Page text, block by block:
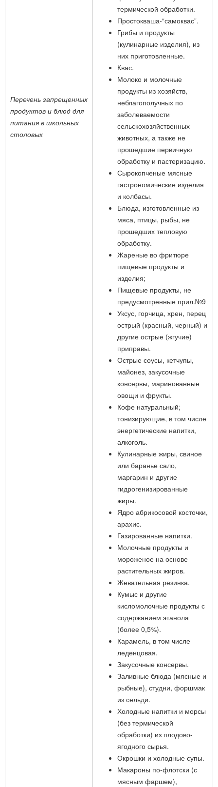
Перечень запрещенных
продуктов и блюд для
питания в школьных
столовых
термической обработки.
Простокваша-“самоквас”.
Грибы и продукты
(кулинарные изделия), из
них приготовленные.
Квас.
Молоко и молочные
продукты из хозяйств,
неблагополучных по
заболеваемости
сельскохозяйственных
животных, а также не
прошедшие первичную
обработку и пастеризацию.
Сырокопченые мясные
гастрономические изделия
и колбасы.
Блюда, изготовленные из
мяса, птицы, рыбы, не
прошедших тепловую
обработку.
Жареные во фритюре
пищевые продукты и
изделия;
Пищевые продукты, не
предусмотренные прил.№9
Уксус, горчица, хрен, перец
острый (красный, черный) и
другие острые (жгучие)
приправы.
Острые соусы, кетчупы,
майонез, закусочные
консервы, маринованные
овощи и фрукты.
Кофе натуральный;
тонизирующие, в том числе
энергетические напитки,
алкоголь.
Кулинарные жиры, свиное
или баранье сало,
маргарин и другие
гидрогенизированные
жиры.
Ядро абрикосовой косточки,
арахис.
Газированные напитки.
Молочные продукты и
мороженое на основе
растительных жиров.
Жевательная резинка.
Кумыс и другие
кисломолочные продукты с
содержанием этанола
(более 0,5%).
Карамель, в том числе
леденцовая.
Закусочные консервы.
Заливные блюда (мясные и
рыбные), студни, форшмак
из сельди.
Холодные напитки и морсы
(без термической
обработки) из плодово-
ягодного сырья.
Окрошки и холодные супы.
Макароны по-флотски (с
мясным фаршем),